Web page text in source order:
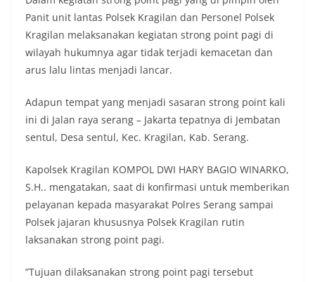
Panit unit lantas Polsek Kragilan dan Personel Polsek
Kragilan melaksanakan kegiatan strong point pagi di
wilayah hukumnya agar tidak terjadi kemacetan dan
arus lalu lintas menjadi lancar.
Adapun tempat yang menjadi sasaran strong point kali
ini di Jalan raya serang – Jakarta tepatnya di Jembatan
sentul, Desa sentul, Kec. Kragilan, Kab. Serang.
Kapolsek Kragilan KOMPOL DWI HARY BAGIO WINARKO,
S.H.. mengatakan, saat di konfirmasi untuk memberikan
pelayanan kepada masyarakat Polres Serang sampai
Polsek jajaran khususnya Polsek Kragilan rutin
laksanakan strong point pagi.
”Tujuan dilaksanakan strong point pagi tersebut